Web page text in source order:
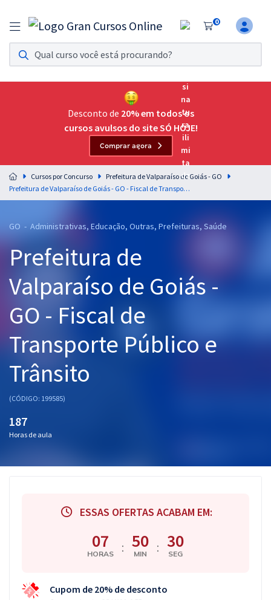
0
Assinatura Ilimitada 11
Acesso a todos os cursos. Teste grátis por 7 dias!
Assinatura OAB Até Passar
Acesso ilimitado a toda preparação para o Exame da
Residências Multiprofissionais
Preparação completa e intensiva para as principais
residências em saúde do Brasil
Cursos 20% OFF
Pós
Graduação
OAB
Mentorias
Questões grátis
Conteúdo gratuito
Aprovados
Desconto de 20% em todos os
cursos avulsos do site SÓ HOJE!
Comprar agora
Cursos por Concurso
Prefeitura de Valparaíso de Goiás - GO
Prefeitura de Valparaíso de Goiás - GO - Fiscal de Transporte Público e Trânsito
GO - Administrativas, Educação, Outras, Prefeituras, Saúde
Prefeitura de
Valparaíso de Goiás -
GO - Fiscal de
Transporte Público e
Trânsito
(CÓDIGO: 199585)
187
Horas de aula
ESSAS OFERTAS ACABAM EM:
07
HORAS : 50
MIN : 30
SEG
Cupom de 20% de desconto